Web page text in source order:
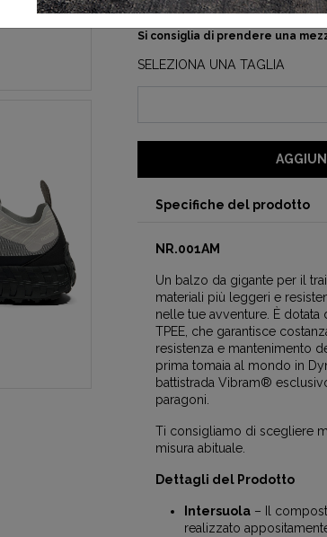
Si consiglia di prendere una
SELEZIONA UNA TAGLIA
Specifiche del prodotto
NR.001AM
Un balzo da gigante per il
materiali più leggeri e
nelle tue avventure. È dotata
TPEE, che garantisce
resistenza e mantenimento
prima tomaia al mondo in
battistrada Vibram®
paragoni.
Ti consigliamo di scegliere
misura abituale.
Dettagli del Prodotto
Intersuola – Il
realizzato